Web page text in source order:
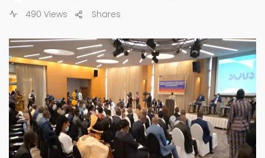
490 Views
Shares